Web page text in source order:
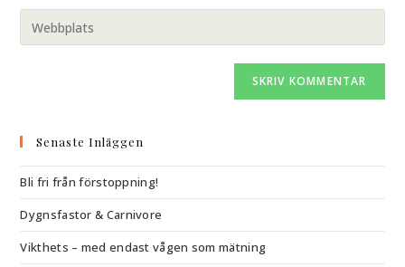
Senaste Inläggen
Bli fri från förstoppning!
Dygnsfastor & Carnivore
Vikthets – med endast vågen som mätning